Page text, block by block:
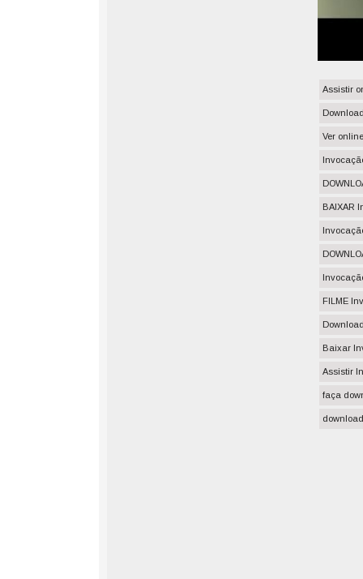
Assistir
Ver
BAIXAR
FILME
Baixar
Assistir
faça